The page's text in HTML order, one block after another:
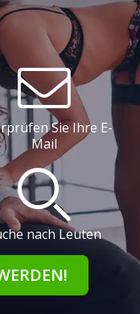
Sie Ihre E-
Mail
nach Leuten